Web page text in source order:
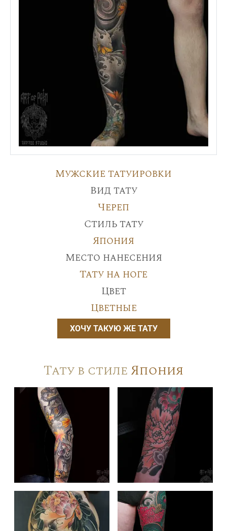
Мужские татуировки
Вид тату
Череп
Стиль тату
Япония
Место нанесения
Тату на ноге
Цвет
Цветные
ХОЧУ ТАКУЮ ЖЕ ТАТУ
Тату в стилеЯпония